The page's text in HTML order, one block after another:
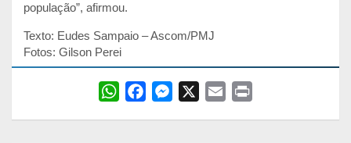
população”, afirmou.
Texto: Eudes Sampaio – Ascom/PMJ
Fotos: Gilson Perei
W